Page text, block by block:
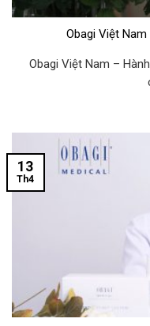
Obagi Việt
Obagi Việt Nam –
13
Th4